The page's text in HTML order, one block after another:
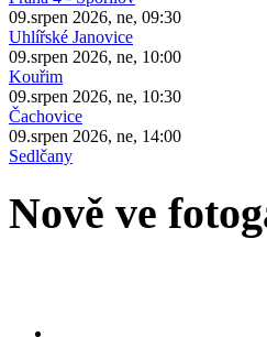
09.srpen 2026, ne, 09:30
Uhlířské Janovice
09.srpen 2026, ne, 10:00
Kouřim
09.srpen 2026, ne, 10:30
Čachovice
09.srpen 2026, ne, 14:00
Sedlčany
Nově ve